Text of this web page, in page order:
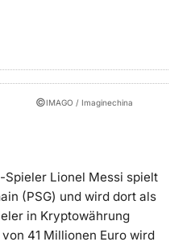
©IMAGO / Imaginechina
Lionel Messi spielt
(PSG) und wird dort als
in Kryptowährung
41 Millionen Euro wird